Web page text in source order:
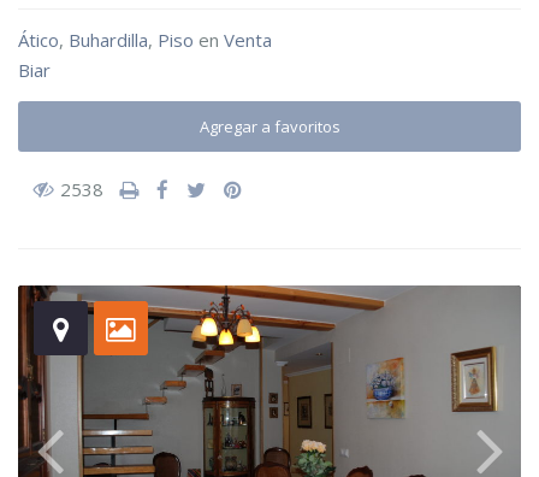
Ático, Buhardilla, Piso en Venta
Biar
Agregar a favoritos
2538